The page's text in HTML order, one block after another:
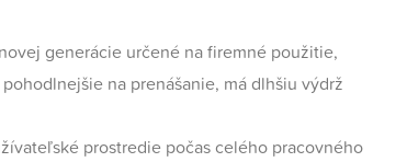
generácie určené na firemné použitie,
na prenášanie, má dlhšiu výdrž
prostredie počas celého pracovného